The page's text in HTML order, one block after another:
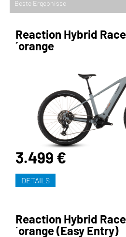
Reaction Hybrid
´orange
3.499 €
DETAILS
Reaction Hybrid
´orange (Easy Entry)